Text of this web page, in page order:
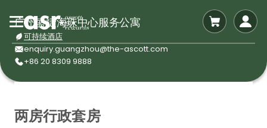
广州盛捷海珠中心服务公寓
可持续酒店
enquiry.guangzhou@the-ascott.com
+86 20 8309 9888
两房行政套房